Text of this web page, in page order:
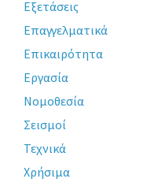
Εξετάσεις
Επαγγελματικά
Επικαιρότητα
Εργασία
Νομοθεσία
Σεισμοί
Τεχνικά
Χρήσιμα